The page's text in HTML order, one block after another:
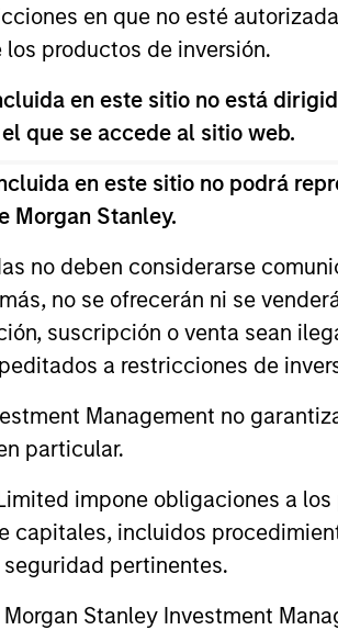
en que no esté
productos de inversión.
en este sitio no está
que se accede al sitio web.
en este sitio no podrá
Morgan Stanley.
no deben considerarse
no se ofrecerán ni se
suscripción o venta sean
a restricciones de
Management no
particular.
impone obligaciones a
capitales, incluidos
pertinentes.
Stanley Investment
Team
Emerging market industry
25-40 holdings.
Core portfolio of quality
Core portfolio of quality
objectives and